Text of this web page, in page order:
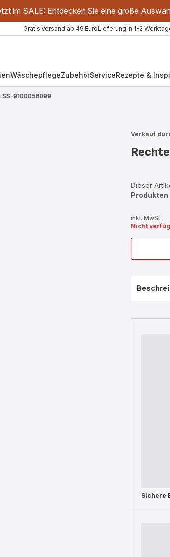
im SALE: Entdecken Sie eine große
Gratis Versand ab 49 EuroLieferung in 1-2
WäschepflegeZubehörServiceRezepte &
SS-9100056099
Verkauf
Dieser
Produkten
inkl. MwSt
Nicht
Sichere